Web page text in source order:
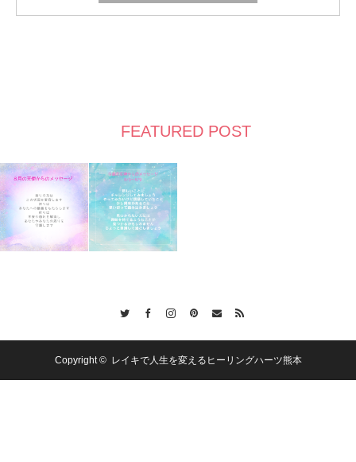
FEATURED POST
Copyright © レイキで人生を変えるヒーリングハーツ熊本